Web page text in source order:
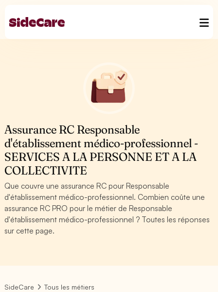
Assurance RC Responsable
d'établissement médico-professionnel -
SERVICES A LA PERSONNE ET A LA
COLLECTIVITE
Que couvre une assurance RC pour Responsable
d'établissement médico-professionnel. Combien coûte une
assurance RC PRO pour le métier de Responsable
d'établissement médico-professionnel ? Toutes les réponses
sur cette page.
SideCare
Tous les métiers